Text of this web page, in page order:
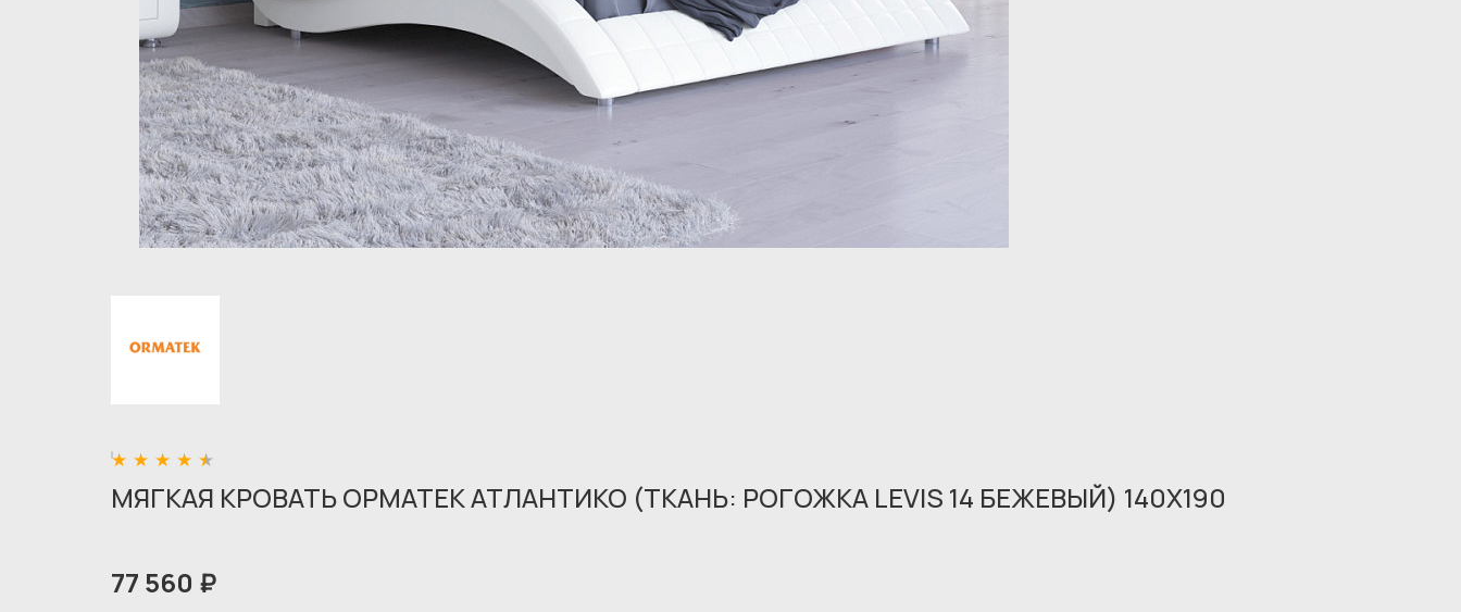
МЯГКАЯ КРОВАТЬ ОРМАТЕК АТЛАНТИКО (ТКАНЬ: РОГОЖКА LEVIS 14 БЕЖЕВЫЙ) 140X190
77 560 ₽